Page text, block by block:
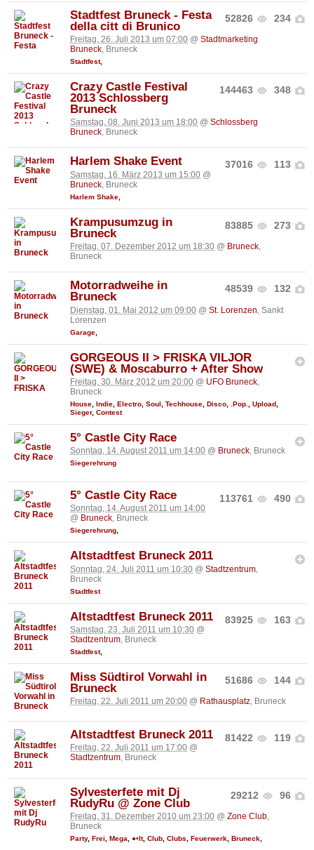
52826 234
Stadtfest Bruneck - Festa
della citt di Brunico
Freitag, 26. Juli 2013 um 07:00 @ Stadtmarketing
Bruneck, Bruneck
Stadtfest,
144463 348
Crazy Castle Festival
2013 Schlossberg
Bruneck
Samstag, 08. Juni 2013 um 18:00 @ Schlossberg
Bruneck, Bruneck
37016 113
Harlem Shake Event
Samstag, 16. März 2013 um 15:00 @
Bruneck, Bruneck
Harlem Shake
83885 273
Krampusumzug in
Bruneck
Freitag, 07. Dezember 2012 um 18:30 @ Bruneck,
Bruneck
48539 132
Motorradweihe in
Bruneck
Dienstag, 01. Mai 2012 um 09:00 @ St. Lorenzen , Sankt
Lorenzen
Garage
GORGEOUS II > FRISKA VILJOR
(SWE) & Moscaburro + After Show
Freitag, 30. März 2012 um 20:00 @ UFO Bruneck,
Bruneck
House Indie Electro Soul Techhouse Disco .Pop. Upload
Sieger, Contest
5° Castle City Race
Sonntag, 14. August 2011 um 14:00 @ Bruneck, Bruneck
Siegerehrung
113761 490
5° Castle City Race
Sonntag, 14. August 2011 um 14:00
@ Bruneck, Bruneck
Siegerehrung,
Altstadtfest Bruneck 2011
Sonntag, 24. Juli 2011 um 10:30 @ Stadtzentrum
Bruneck
Stadtfest
83925 163
Altstadtfest Bruneck 2011
Samstag, 23. Juli 2011 um 10:30 @
Stadtzentrum, Bruneck
Stadtfest,
51686 144
Miss Südtirol Vorwahl in
Bruneck
Freitag, 22. Juli 2011 um 20:00 @ Rathausplatz, Bruneck
81422 119
Altstadtfest Bruneck 2011
Freitag, 22. Juli 2011 um 17:00 @
Stadtzentrum, Bruneck
29212 96
Sylvesterfete mit Dj
RudyRu @ Zone Club
Freitag, 31. Dezember 2010 um 23:00 @ Zone Club,
Bruneck
Party, Frei, Mega, ●•It, Club, Clubs, Feuerwerk, Bruneck,